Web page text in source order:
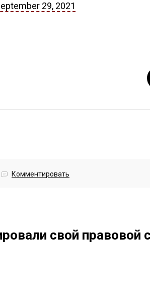
29, 2021
Комментировать
свой правовой